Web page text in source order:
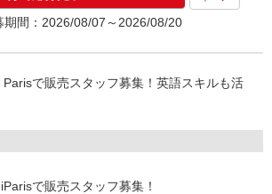
期間：2026/08/07～2026/08/20
で販売スタッフ募集！英語スキルも活
で販売スタッフ募集！